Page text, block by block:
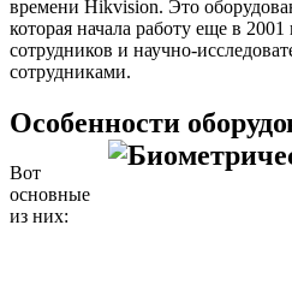
времени Hikvision. Это
которая начала работу еще в
сотрудников и научно-
сотрудниками.
Особенности
Вот
основные
из них: